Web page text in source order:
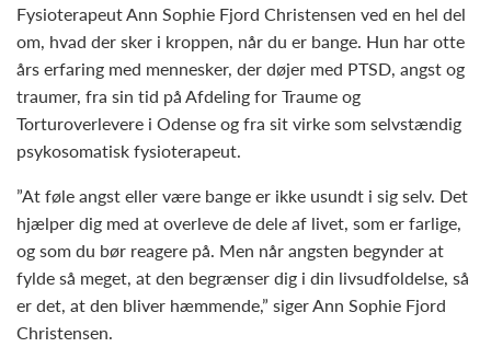
Fysioterapeut Ann Sophie Fjord Christensen ved en hel del
om, hvad der sker i kroppen, når du er bange. Hun har otte
års erfaring med mennesker, der døjer med PTSD, angst og
traumer, fra sin tid på Afdeling for Traume og
Torturoverlevere i Odense og fra sit virke som selvstændig
psykosomatisk fysioterapeut.
”At føle angst eller være bange er ikke usundt i sig selv. Det
hjælper dig med at overleve de dele af livet, som er farlige,
og som du bør reagere på. Men når angsten begynder at
fylde så meget, at den begrænser dig i din livsudfoldelse, så
er det, at den bliver hæmmende,” siger Ann Sophie Fjord
Christensen.